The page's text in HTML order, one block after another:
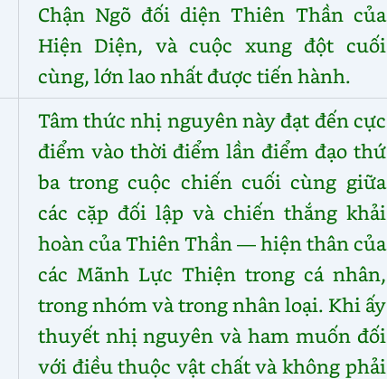
Chận Ngõ đối diện Thiên Thần của
Hiện Diện, và cuộc xung đột cuối
cùng, lớn lao nhất được tiến hành.
Tâm thức nhị nguyên này đạt đến cực
điểm vào thời điểm lần điểm đạo thứ
ba trong cuộc chiến cuối cùng giữa
các cặp đối lập và chiến thắng khải
hoàn của Thiên Thần — hiện thân của
các Mãnh Lực Thiện trong cá nhân,
trong nhóm và trong nhân loại. Khi ấy
thuyết nhị nguyên và ham muốn đối
với điều thuộc vật chất và không phải